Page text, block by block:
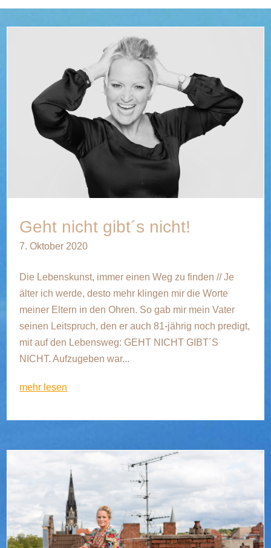
Geht nicht gibt´s nicht!
7. Oktober 2020
Die Lebenskunst, immer einen Weg zu finden // Je
älter ich werde, desto mehr klingen mir die Worte
meiner Eltern in den Ohren. So gab mir mein Vater
seinen Leitspruch, den er auch 81-jährig noch predigt,
mit auf den Lebensweg: GEHT NICHT GIBT´S
NICHT. Aufzugeben war...
mehr lesen